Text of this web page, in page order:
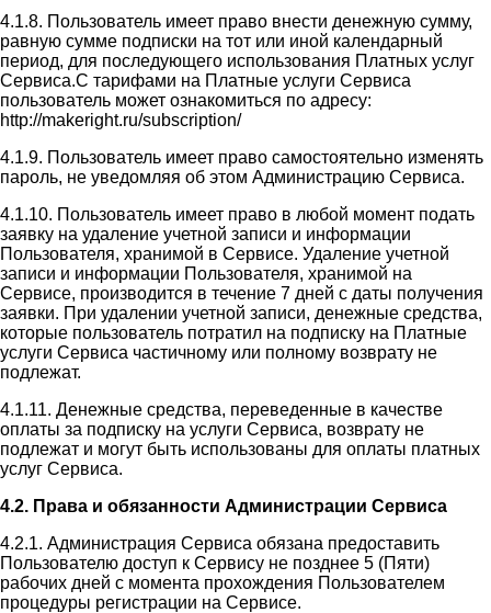
4.1.8. Пользователь имеет право внести денежную сумму,
равную сумме подписки на тот или иной календарный
период, для последующего использования Платных услуг
Сервиса.С тарифами на Платные услуги Сервиса
пользователь может ознакомиться по адресу:
http://makeright.ru/subscription/
4.1.9. Пользователь имеет право самостоятельно изменять
пароль, не уведомляя об этом Администрацию Сервиса.
4.1.10. Пользователь имеет право в любой момент подать
заявку на удаление учетной записи и информации
Пользователя, хранимой в Сервисе. Удаление учетной
записи и информации Пользователя, хранимой на
Сервисе, производится в течение 7 дней с даты получения
заявки. При удалении учетной записи, денежные средства,
которые пользователь потратил на подписку на Платные
услуги Сервиса частичному или полному возврату не
подлежат.
4.1.11. Денежные средства, переведенные в качестве
оплаты за подписку на услуги Сервиса, возврату не
подлежат и могут быть использованы для оплаты платных
услуг Сервиса.
4.2. Права и обязанности Администрации Сервиса
4.2.1. Администрация Сервиса обязана предоставить
Пользователю доступ к Сервису не позднее 5 (Пяти)
рабочих дней с момента прохождения Пользователем
процедуры регистрации на Сервисе.